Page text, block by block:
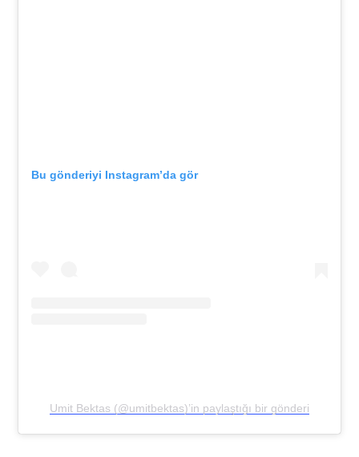
Bu gönderiyi Instagram’da gör
Umit Bektas (@umitbektas)’in paylaştığı bir gönderi